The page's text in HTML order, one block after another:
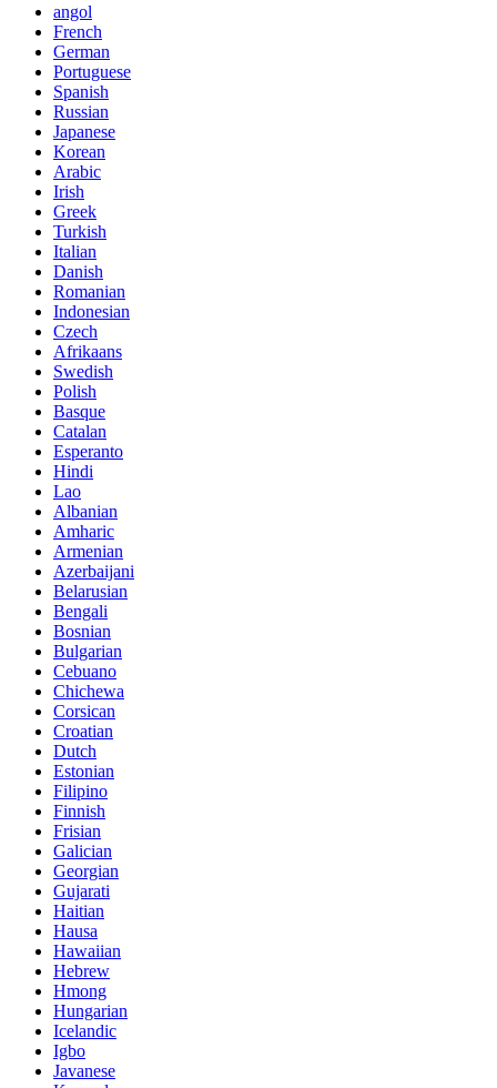
angol
French
German
Portuguese
Spanish
Russian
Japanese
Korean
Arabic
Irish
Greek
Turkish
Italian
Danish
Romanian
Indonesian
Czech
Afrikaans
Swedish
Polish
Basque
Catalan
Esperanto
Hindi
Lao
Albanian
Amharic
Armenian
Azerbaijani
Belarusian
Bengali
Bosnian
Bulgarian
Cebuano
Chichewa
Corsican
Croatian
Dutch
Estonian
Filipino
Finnish
Frisian
Galician
Georgian
Gujarati
Haitian
Hausa
Hawaiian
Hebrew
Hmong
Hungarian
Icelandic
Igbo
Javanese